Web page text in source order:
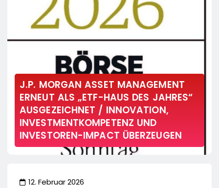
J.P. MORGAN ASSET MANAGEMENT
ERNEUT ALS „ETF-HAUS DES JAHRES“
AUSGEZEICHNET / INNOVATION,
INVESTMENTKOMPETENZ UND
INVESTOREN-IMPACT ÜBERZEUGEN
12. Februar 2026